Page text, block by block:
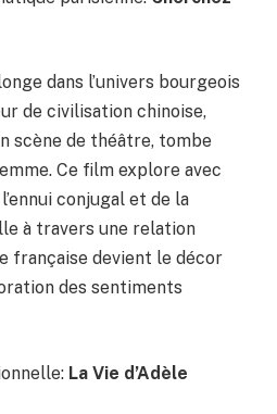
dans l’univers bourgeois
de civilisation chinoise,
scène de théâtre, tombe
Ce film explore avec
conjugal et de la
à travers une relation
française devient le décor
des sentiments
La Vie d’Adèle